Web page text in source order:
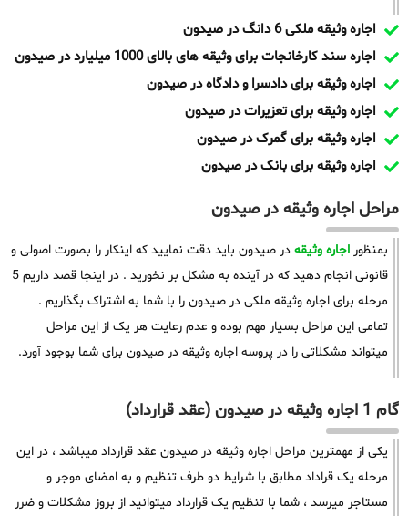
اجاره وثیقه ملکی 6 دانگ در صیدون
اجاره سند کارخانجات برای وثیقه های بالای 1000 میلیارد در صیدون
اجاره وثیقه برای دادسرا و دادگاه در صیدون
اجاره وثیقه برای تعزیرات در صیدون
اجاره وثیقه برای گمرک در صیدون
اجاره وثیقه برای بانک در صیدون
مراحل اجاره وثیقه در صیدون
بمنظور اجاره وثیقه در صیدون باید دقت نمایید که اینکار را بصورت اصولی و
قانونی انجام دهید که در آینده به مشکل بر نخورید . در اینجا قصد داریم 5
مرحله برای اجاره وثیقه ملکی در صیدون را با شما به اشتراک بگذاریم .
تمامی این مراحل بسیار مهم بوده و عدم رعایت هر یک از این مراحل
میتواند مشکلاتی را در پروسه اجاره وثیقه در صیدون برای شما بوجود آورد.
گام 1 اجاره وثیقه در صیدون (عقد قرارداد)
یکی از مهمترین مراحل اجاره وثیقه در صیدون عقد قرارداد میباشد ، در این
مرحله یک قراداد مطابق با شرایط دو طرف تنظیم و به امضای موجر و
مستاجر میرسد ، شما با تنظیم یک قرارداد میتوانید از بروز مشکلات و ضرر